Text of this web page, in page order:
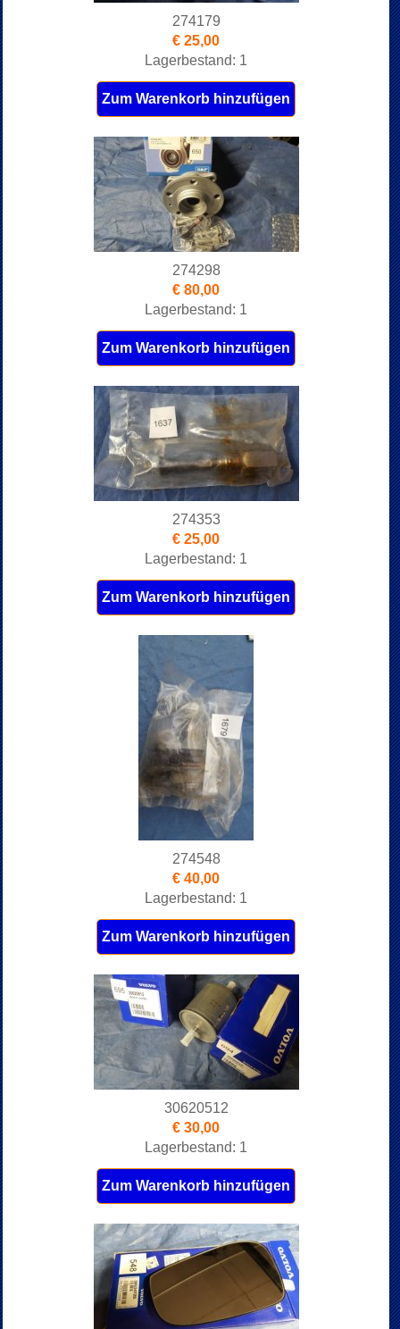
274179
€ 25,00
Lagerbestand: 1
Zum Warenkorb hinzufügen
274298
€ 80,00
Lagerbestand: 1
Zum Warenkorb hinzufügen
274353
€ 25,00
Lagerbestand: 1
Zum Warenkorb hinzufügen
274548
€ 40,00
Lagerbestand: 1
Zum Warenkorb hinzufügen
30620512
€ 30,00
Lagerbestand: 1
Zum Warenkorb hinzufügen